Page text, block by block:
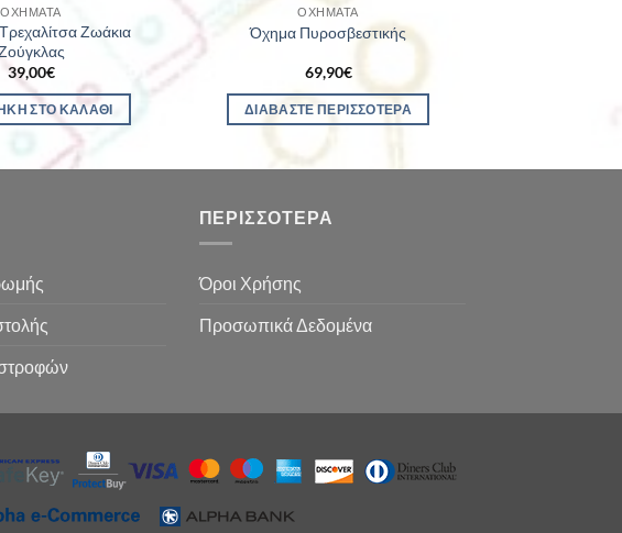
ΟΧΉΜΑΤΑ
Ζωάκια
39,00€
ΣΤΟ ΚΑΛΆΘΙ
ΟΧΉΜΑΤΑ
Όχημα Πυροσβεστικής
69,90€
ΔΙΑΒΆΣΤΕ ΠΕΡΙΣΣΌΤΕΡΑ
ΠΕΡΙΣΣΌΤΕΡΑ
Όροι Χρήσης
Προσωπικά Δεδομένα